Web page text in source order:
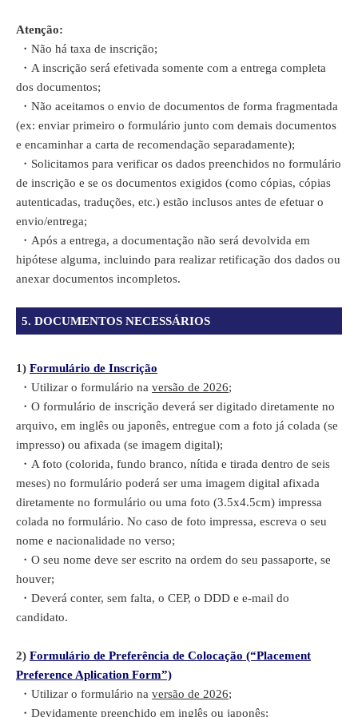
Atenção:
・ Não há taxa de inscrição;
・ A inscrição será efetivada somente com a entrega completa
dos documentos;
・ Não aceitamos o envio de documentos de forma fragmentada
(ex: enviar primeiro o formulário junto com demais documentos
e encaminhar a carta de recomendação separadamente);
・ Solicitamos para verificar os dados preenchidos no formulário
de inscrição e se os documentos exigidos (como cópias, cópias
autenticadas, traduções, etc.) estão inclusos antes de efetuar o
envio/entrega;
・ Após a entrega, a documentação não será devolvida em
hipótese alguma, incluindo para realizar retificação dos dados ou
anexar documentos incompletos.
5. DOCUMENTOS NECESSÁRIOS
1) Formulário de Inscrição
・Utilizar o formulário na versão de 2026;
・O formulário de inscrição deverá ser digitado diretamente no
arquivo, em inglês ou japonês, entregue com a foto já colada (se
impresso) ou afixada (se imagem digital);
・A foto (colorida, fundo branco, nítida e tirada dentro de seis
meses) no formulário poderá ser uma imagem digital afixada
diretamente no formulário ou uma foto (3.5x4.5cm) impressa
colada no formulário. No caso de foto impressa, escreva o seu
nome e nacionalidade no verso;
・O seu nome deve ser escrito na ordem do seu passaporte, se
houver;
・Deverá conter, sem falta, o CEP, o DDD e e-mail do
candidato.
2) Formulário de Preferência de Colocação (“Placement
Preference Aplication Form”)
・ Utilizar o formulário na versão de 2026;
・ Devidamente preenchido em inglês ou japonês;